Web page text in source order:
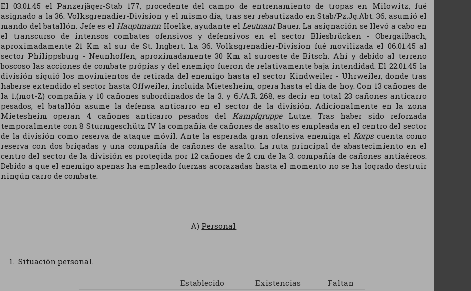
El 03.01.45 el Panzerjäger-Stab 177, procedente del campo de entrenamiento de tropas en Milowitz, fué
asignado a la 36. Volksgrenadier-Division y el mismo día, tras ser rebautizado en Stab/Pz.Jg.Abt. 36, asumió el
mando del batallón. Jefe es elHauptmann Hoelke, ayudante elLeutnantBauer. La asignación se llevó a cabo en
el transcurso de intensos combates ofensivos y defensivos en el sector Bliesbrücken - Obergailbach,
aproximadamente 21 Km al sur de St. Ingbert. La 36. Volksgrenadier-Division fué movilizada el 06.01.45 al
sector Philippsburg - Neunhoffen, aproximadamente 30 Km al suroeste de Bitsch. Ahí y debido al terreno
boscoso las acciones de combate própias y del enemigo fueron de relativamente baja intendidad. El 22.01.45 la
división siguió los movimientos de retirada del enemigo hasta el sector Kindweiler - Uhrweiler, donde tras
haberse extendido el sector hasta Offweiler, incluida Mietesheim, opera hasta el día de hoy. Con 13 cañones de
la 1.(mot-Z) compañía y 10 cañones subordinados de la 3. y 6./A.R. 268, es decir en total 23 cañones anticarro
pesados, el batallón asume la defensa anticarro en el sector de la división. Adicionalmente en la zona
Mietesheim operan 4 cañones anticarro pesados delKampfgruppeLutze. Tras haber sido reforzada
temporalmente con 8 Sturmgeschütz IV la compañía de cañones de asalto es empleada en el centro del sector
de la división como reserva de ataque móvil. Ante la esperada gran ofensiva enemiga el Korpscuenta como
reserva con dos brigadas y una compañía de cañones de asalto. La ruta principal de abastecimiento en el
centro del sector de la división es protegida por 12 cañones de 2 cm de la 3. compañía de cañones antiaéreos.
Debido a que el enemigo apenas ha empleado fuerzas acorazadas hasta el momento no se ha logrado destruir
ningún carro de combate.
A) Personal
Situación personal.
Establecido Existencias
Faltan